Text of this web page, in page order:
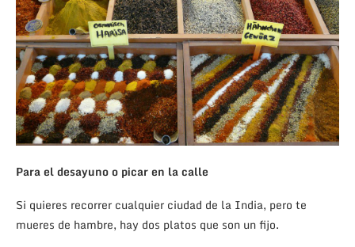
Para el desayuno o picar en la calle
Si quieres recorrer cualquier ciudad de la India, pero te
mueres de hambre, hay dos platos que son un fijo.